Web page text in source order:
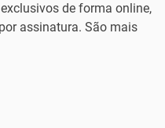
de forma online,
assinatura. São mais